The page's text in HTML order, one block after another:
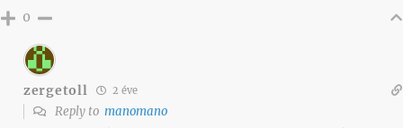
0
zergetoll 2 éve
Reply to manomano